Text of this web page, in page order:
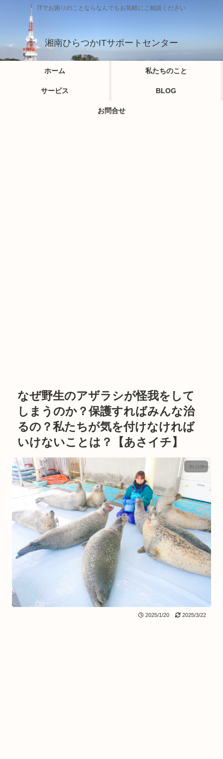
ITでお困りのことならなんでもお気軽にご相談ください
湘南ひらつかITサポートセンター
ホーム 私たちのこと
サービス BLOG
お問合せ
なぜ野生のアザラシが怪我をして
しまうのか？保護すればみんな治
るの？私たちが気を付けなければ
いけないことは？【あさイチ】
BLOG
2025/1/20 2025/3/22